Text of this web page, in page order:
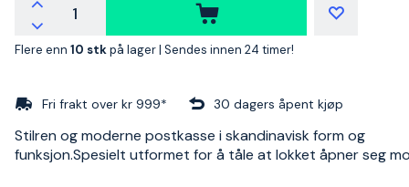
Flere enn 10 stkpå lager | Sendes innen 24 timer!
Fri frakt over kr 999* 30 dagers åpent kjøp
Stilren og moderne postkasse i skandinavisk form og
funksjon.Spesielt utformet for å tåle at lokket åpner seg